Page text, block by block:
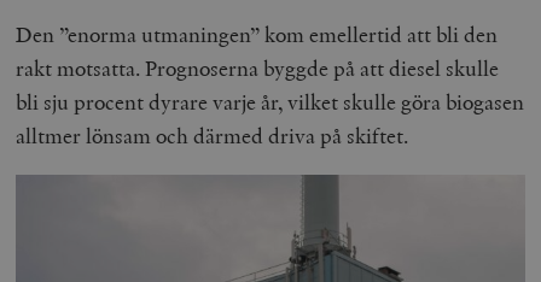
Den ”enorma utmaningen” kom emellertid att bli den
rakt motsatta. Prognoserna byggde på att diesel skulle
bli sju procent dyrare varje år, vilket skulle göra biogasen
alltmer lönsam och därmed driva på skiftet.